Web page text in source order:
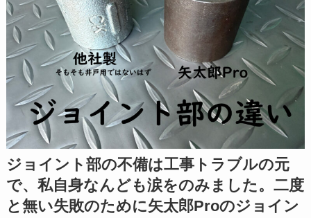
ジョイント部の不備は工事トラブルの元
で、私自身なんども涙をのみました。二度
と無い失敗のために矢太郎Proのジョイン